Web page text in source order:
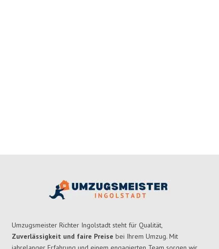
Umzugsmeister Richter Ingolstadt steht für Qualität,
Zuverlässigkeit und faire Preise bei Ihrem Umzug. Mit